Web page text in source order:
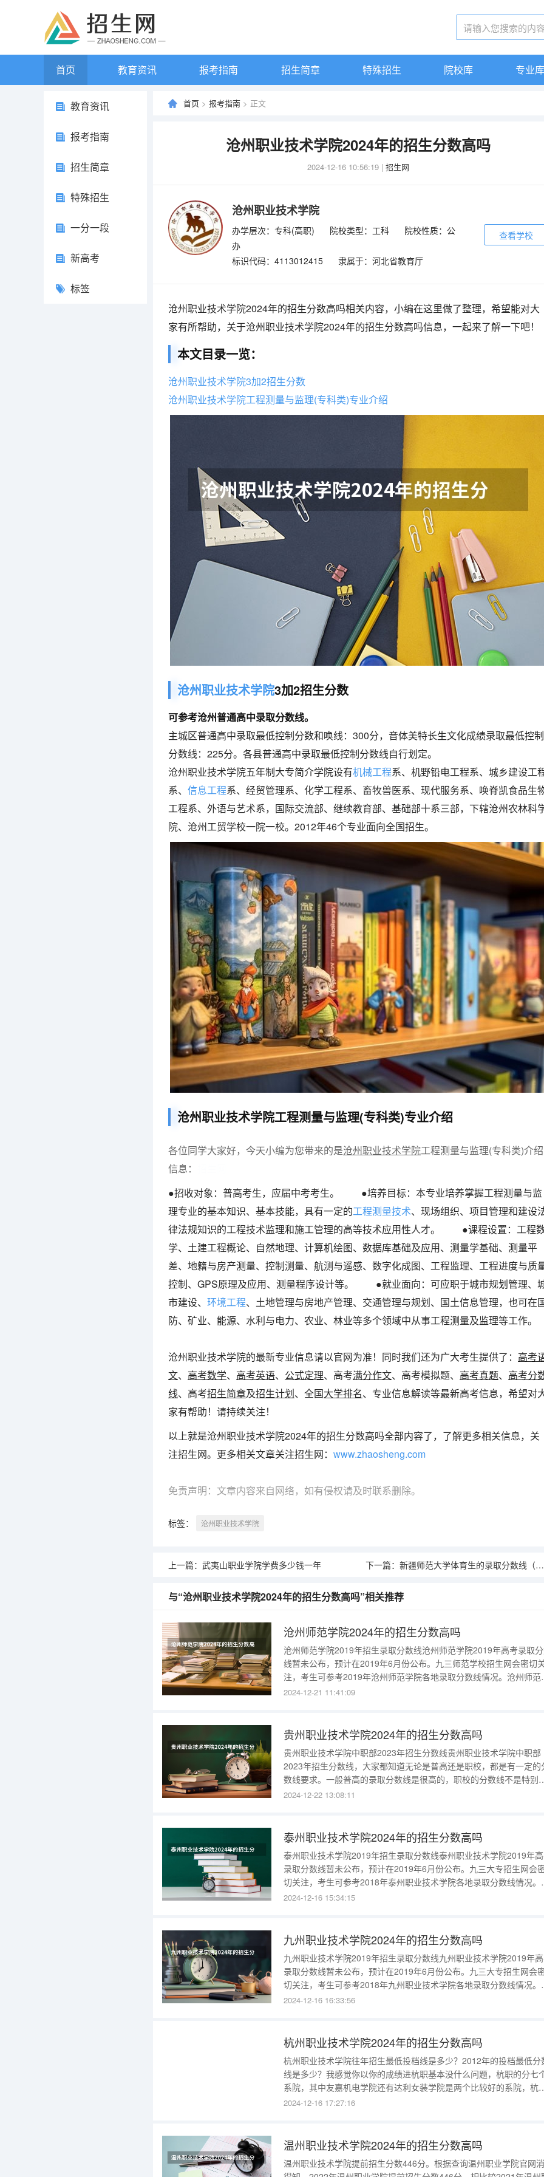
首页 教育资讯 报考指南 招生简章 特殊招生 院校库 专业
教育资讯
报考指南
招生简章
特殊招生
一分一段
新高考
标签
首页 > 报考指南 > 正文
沧州职业技术学院2024年的招生分数高吗
2024-12-16 10:56:19 | 招生网
沧州职业技术学院
办学层次：专科(高职) 院校类型：工科
院校性质：公
办
标识代码：4113012415
隶属于：河北省教育厅
查看学校
沧州职业技术学院2024年的招生分数高吗相关内容，小编在这里做了整理，希望能对大
家有所帮助，关于沧州职业技术学院2024年的招生分数高吗信息，一起来了解一下吧！
本文目录一览：
沧州职业技术学院3加2招生分数
沧州职业技术学院工程测量与监理(专科类)专业介绍
沧州职业技术学院3加2招生分数
可参考沧州普通高中录取分数线。
主城区普通高中录取最低控制分数和唤线：300分，音体美特长生文化成绩录取最低控制
分数线：225分。各县普通高中录取最低控制分数线自行划定。
沧州职业技术学院五年制大专简介学院设有机械工程系、机野铅电工程系、城乡建设工
系、 信息工程系、经贸管理系、化学工程系、畜牧兽医系、现代服务系、唤脊凯食品生
工程系、外语与艺术系，国际交流部、继续教育部、基础部十系三部，下辖沧州农林科
院、沧州工贸学校一院一校。2012年46个专业面向全国招生。
沧州职业技术学院工程测量与监理(专科类)专业介绍
各位同学大家好，今天小编为您带来的是沧州职业技术学院工程测量与监理(专科类)介绍
信息：
●招收对象： 普高考生，应届中考考生。 ●培养目标： 本专业培养掌握工程测量与监
理专业的基本知识、基本技能，具有一定的工程测量技术、现场组织、项目管理和建设
律法规知识的工程技术监理和施工管理的高等技术应用性人才。
●课程设置： 工程
学、土建工程概论、自然地理、计算机绘图、数据库基础及应用、测量学基础、测量平
差、地籍与房产测量、控制测量、航测与遥感、数字化成图、工程监理、工程进度与质
控制、GPS原理及应用、测量程序设计等。
●就业面向： 可应职于城市规划管理、
市建设、 环境工程、土地管理与房地产管理、交通管理与规划、国土信息管理，也可在
防、矿业、能源、水利与电力、农业、林业等多个领域中从事工程测量及监理等工作。
沧州职业技术学院的最新专业信息请以官网为准！同时我们还为广大考生提供了： 高考
文、 高考数学、 高考英语、 公式定理、高考满分作文、高考模拟题、 高考真题、 高考分
线、高考招生简章及招生计划、全国大学排名、专业信息解读等最新高考信息，希望对
家有帮助！请持续关注！
以上就是沧州职业技术学院2024年的招生分数高吗全部内容了，了解更多相关信息，关
注招生网。更多相关文章关注招生网： www.zhaosheng.com
免责声明：文章内容来自网络，如有侵权请及时联系删除。
标签： 沧州职业技术学院
上一篇： 武夷山职业学院学费多少钱一年 下一篇： 新疆师范大学体育生的录取分数线（新疆师范高等专科学校3+4分数线）
与“沧州职业技术学院2024年的招生分数高吗”相关推荐
沧州师范学院2024年的招生分数高吗
沧州师范学院2019年招生录取分数线沧州师范学院2019年高考录取
线暂未公布，预计在2019年6月份公布。九三师范学校招生网会密切
注，考生可参考2019年沧州师范学院各地录取分数线情况。沧州师范
院2019年分数线表格省份文理科最高分最低分河北文科526498河北
2024-12-21 11:41:09
贵州职业技术学院2024年的招生分数高吗
贵州职业技术学院中职部2023年招生分数线贵州职业技术学院中职部
2023年招生分数线，大家都知道无论是普高还是职校，都是有一定的
数线要求。一般普高的录取分数线是很高的，职校的分数线不是特别
的。一般职高的录取分数线是每年不确定的，同学们可以参考当地的
州职业技术
2024-12-22 13:08:11
泰州职业技术学院2024年的招生分数高吗
泰州职业技术学院2019年招生录取分数线泰州职业技术学院2019年
录取分数线暂未公布，预计在2019年6月份公布。九三大专招生网会
切关注，考生可参考2018年泰州职业技术学院各地录取分数线情况。
州职业技术学院2018年分数线表格考生地区考生类别年份最低分重庆
2024-12-16 15:34:15
九州职业技术学院2024年的招生分数高吗
九州职业技术学院2019年招生录取分数线九州职业技术学院2019年
录取分数线暂未公布，预计在2019年6月份公布。九三大专招生网会
切关注，考生可参考2018年九州职业技术学院各地录取分数线情况。
州职业技术学院2018年分数线表格考生地区考生类别年份最低分黑龙
2024-12-16 16:33:56
杭州职业技术学院2024年的招生分数高吗
杭州职业技术学院往年招生最低投档线是多少？2012年的投档最低分
线是多少？我感觉你以你的成绩进杭职基本没什么问题，杭职的分七
系院，其中友嘉机电学院还有达利女装学院是两个比较好的系院，杭
的专科学校还是蛮多的，去年分数比杭职低的大部分都是民办的大学
职业杭
2024-12-16 17:27:16
温州职业技术学院2024年的招生分数高吗
温州职业技术学院提前招生分数446分。根据查询温州职业学院官网